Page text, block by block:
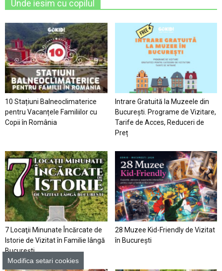
Unde iesim cu copilul
10 Stațiuni Balneoclimaterice
pentru Vacanțele Familiilor cu
Copii în România
Intrare Gratuită la Muzeele din
București. Programe de Vizitare,
Tarife de Acces, Reduceri de
Preț
7 Locaţii Minunate Încărcate de
Istorie de Vizitat în Familie lângă
București
28 Muzee Kid-Friendly de Vizitat
în București
Modifica setari cookies